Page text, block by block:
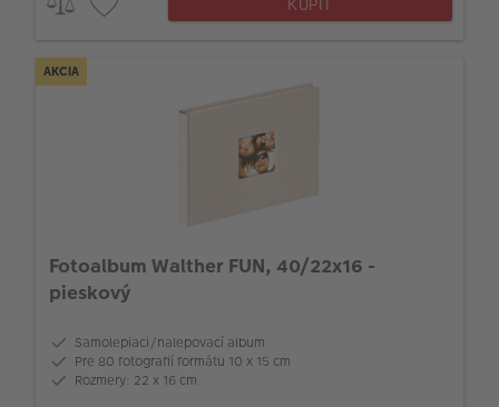
AKCIA
Fotoalbum Walther FUN, 40/22x16 -
pieskový
Samolepiaci/nalepovací album
Pre 80 fotografií formátu 10 x 15 cm
Rozmery: 22 x 16 cm